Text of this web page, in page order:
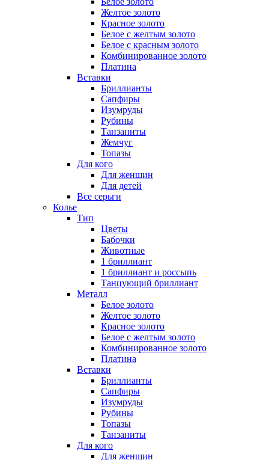
Желтое золото
Красное золото
Белое с желтым золото
Белое с красным золото
Комбинированное золото
Платина
Вставки
Бриллианты
Сапфиры
Изумруды
Рубины
Танзаниты
Жемчуг
Топазы
Для кого
Для женщин
Для детей
Все серьги
Колье
Тип
Цветы
Бабочки
Животные
1 бриллиант
1 бриллиант и россыпь
Танцующий бриллиант
Металл
Белое золото
Желтое золото
Красное золото
Белое с желтым золото
Комбинированное золото
Платина
Вставки
Бриллианты
Сапфиры
Изумруды
Рубины
Топазы
Танзаниты
Для кого
Для женщин